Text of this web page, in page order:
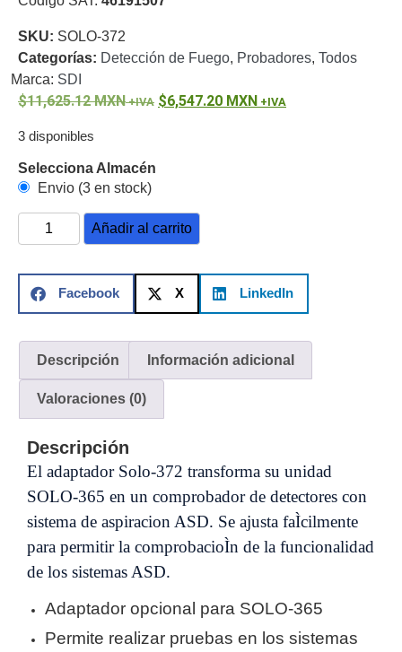
Refacciones
de
Video
de Video
Conectores
Adaptador
a
Coaxial y
Conectores
Cables
Armados -
5eFibra
ÓpticaPara
Alimentación
y
ElectricidadRG59
Tipo
CaP Telefónico
HDMI
Cámaras
IP y NVRs
Salinos
(Anticorrosión) Antiexplosión
Codificadores
SKU: SOLO-372
Categorías: Detección de Fuego, Probadores, Todos
Marca: SDI
11,625.12MXN 6,547.20 MXN
3 disponibles
Selecciona Almacén
Envio (3 en stock)
Añadir al carrito
Facebook X LinkedIn
Descripción Información adicional
Valoraciones (0)
Descripción
El adaptador Solo-372 transforma su unidad
SOLO-365 en un comprobador de detectores con
sistema de aspiracion ASD. Se ajusta faÌcilmente
para permitir la comprobacioÌn de la funcionalidad
de los sistemas ASD.
Adaptador opcional para SOLO-365
Permite realizar pruebas en los sistemas